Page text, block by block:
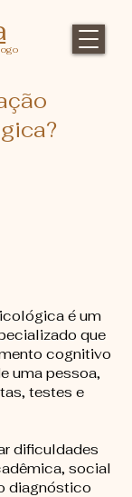
é um
que
cognitivo
uma pessoa,
testes e
dificuldades
social
diagnóstico